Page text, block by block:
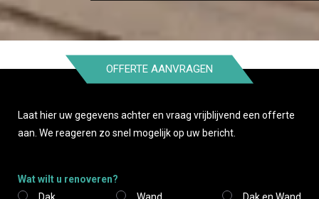
Call me back by fax
OFFERTE AANVRAGEN
Laat hier uw gegevens achter en vraag vrijblijvend een offerte
aan. We reageren zo snel mogelijk op uw bericht.
Wat wilt u renoveren?